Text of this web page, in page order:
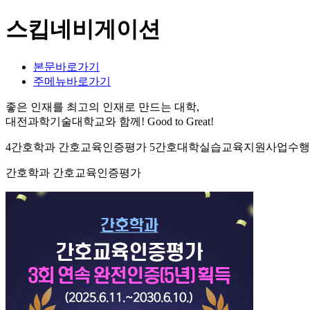
스킵네비게이션
본문바로가기
주메뉴바로가기
좋은 인재를 최고의 인재로 만드는 대학,
대전과학기술대학교와 함께! Good to Great!
4간호학과 간호교육인증평가 5간호대학실습교육지원사업수
간호학과 간호교육인증평가